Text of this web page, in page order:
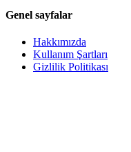
Genel sayfalar
Hakkımızda
Kullanım Şartları
Gizlilik Politikası